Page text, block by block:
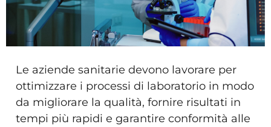
Le aziende sanitarie devono lavorare per
ottimizzare i processi di laboratorio in modo
da migliorare la qualità, fornire risultati in
tempi più rapidi e garantire conformità alle